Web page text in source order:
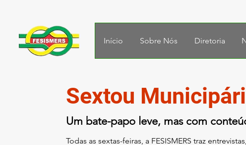
Início Sobre Nós Diretoria
Sextou
Um bate-papo leve, mas com
Todas as sextas-feiras, a FESISMERS traz